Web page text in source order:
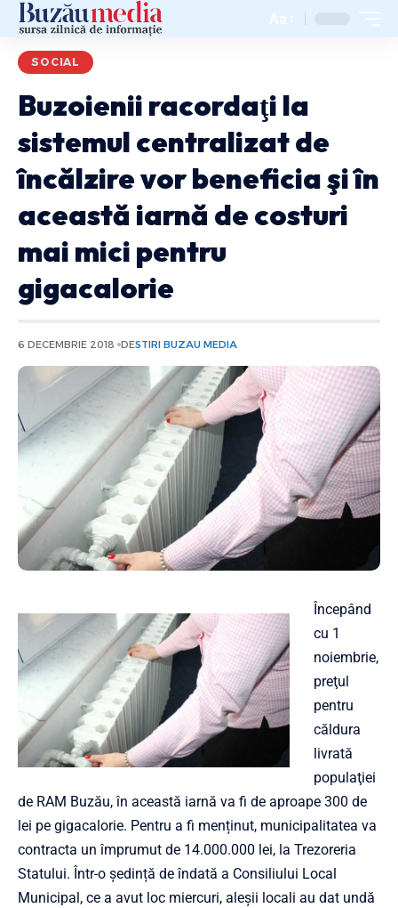
Aa
SOCIAL
Buzoienii racordaţi la
sistemul centralizat de
încălzire vor beneficia şi în
această iarnă de costuri
mai mici pentru
gigacalorie
6 DECEMBRIE 2018 DESTIRI BUZAU MEDIA
Începând
cu 1
noiembrie,
preţul
pentru
căldura
livrată
populaţiei
de RAM Buzău, în această iarnă va fi de aproape 300 de
lei pe gigacalorie. Pentru a fi menținut, municipalitatea va
contracta un împrumut de 14.000.000 lei, la Trezoreria
Statului. Într-o ședință de îndată a Consiliului Local
Municipal, ce a avut loc miercuri, aleșii locali au dat undă